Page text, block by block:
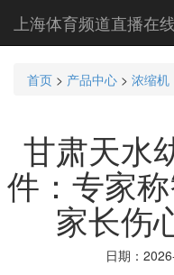
上海体育频道直播在
首页 > 产品中心 > 浓缩机
甘肃天水
件：专家
家长伤
日期：